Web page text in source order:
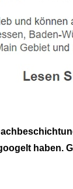
haben.